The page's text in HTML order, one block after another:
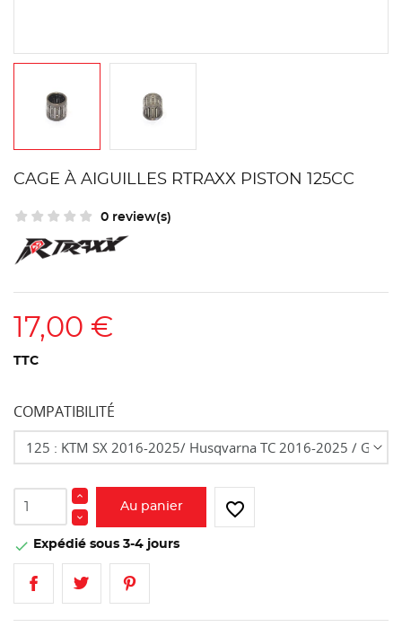
CAGE À AIGUILLES RTRAXX PISTON 125CC
0 review(s)
17,00 €
TTC
COMPATIBILITÉ
Au panier favorite_border
 Expédié sous 3-4 jours